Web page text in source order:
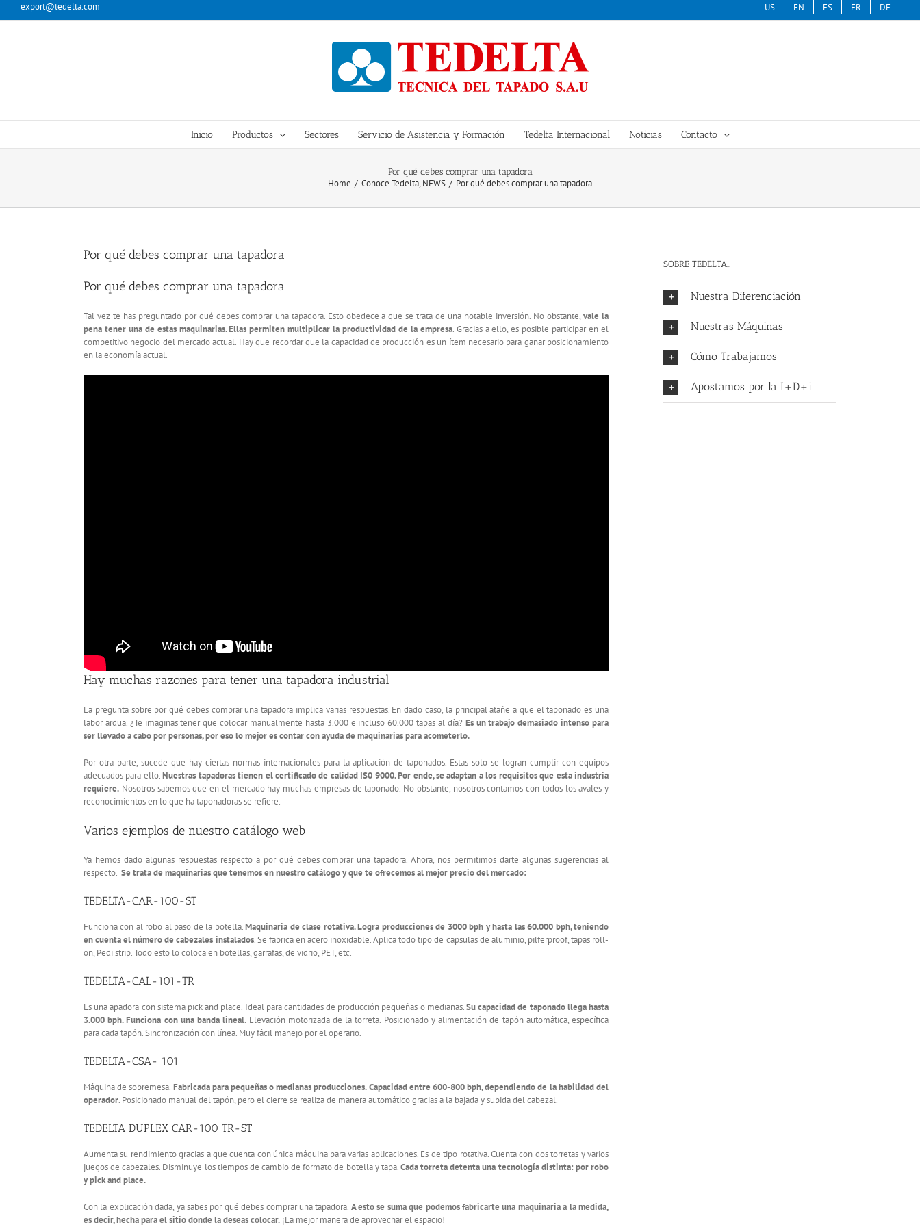
to
export@tedelta.com US EN ES FR DE
Inicio Productos Sectores Servicio de Asistencia y Formación Tedelta Internacional Noticias Contacto
Por qué debes comprar una tapadora
Home Conoce Tedelta NEWS Por qué debes comprar una tapadora
Por qué debes comprar una tapadora
Por qué debes comprar una tapadora
Tal vez te has preguntado por qué debes comprar una tapadora. Esto obedece a que se trata de una notable inversión. No obstante,vale la
pena tener una de estas maquinarias. Ellas permiten multiplicar la productividad de la empresa. Gracias a ello, es posible participar en el
competitivo negocio del mercado actual. Hay que recordar que la capacidad de producción es un ítem necesario para ganar posicionamiento
en la economía actual.
Hay muchas razones para tener una tapadora industrial
La pregunta sobre por qué debes comprar una tapadora implica varias respuestas. En dado caso, la principal atañe a que el taponado es una
labor ardua. ¿Te imaginas tener que colocar manualmente hasta 3.000 e incluso 60.000 tapas al día? Es un trabajo demasiado intenso para
ser llevado a cabo por personas, por eso lo mejor es contar con ayuda de maquinarias para acometerlo.
Por otra parte, sucede que hay ciertas normas internacionales para la aplicación de taponados. Estas solo se logran cumplir con equipos
adecuados para ello.Nuestras tapadoras tienen el certificado de calidad IS0 9000. Por ende, se adaptan a los requisitos que esta industria
requiere. Nosotros sabemos que en el mercado hay muchas empresas de taponado. No obstante, nosotros contamos con todos los avales y
reconocimientos en lo que ha taponadoras se refiere.
Varios ejemplos de nuestro catálogo web
Ya hemos dado algunas respuestas respecto a por qué debes comprar una tapadora. Ahora, nos permitimos darte algunas sugerencias al
respecto. Se trata de maquinarias que tenemos en nuestro catálogo y que te ofrecemos al mejor precio del mercado:
TEDELTA-CAR-100-ST
Funciona con al robo al paso de la botella.Maquinaria de clase rotativa. Logra producciones de 3000 bph y hasta las 60.000 bph, teniendo
en cuenta el número de cabezales instalados. Se fabrica en acero inoxidable. Aplica todo tipo de capsulas de aluminio, pilferproof, tapas roll-
on, Pedi strip. Todo esto lo coloca en botellas, garrafas, de vidrio, PET, etc.
TEDELTA-CAL-101-TR
Es una apadora con sistema pick and place. Ideal para cantidades de producción pequeñas o medianas.Su capacidad de taponado llega hasta
3.000 bph. Funciona con una banda lineal. Elevación motorizada de la torreta. Posicionado y alimentación de tapón automática, específica
para cada tapón. Sincronización con línea. Muy fácil manejo por el operario.
TEDELTA-CSA- 101
Máquina de sobremesa. Fabricada para pequeñas o medianas producciones. Capacidad entre 600-800 bph, dependiendo de la habilidad del
operador. Posicionado manual del tapón, pero el cierre se realiza de manera automático gracias a la bajada y subida del cabezal.
TEDELTA DUPLEX CAR-100 TR-ST
Aumenta su rendimiento gracias a que cuenta con única máquina para varias aplicaciones. Es de tipo rotativa. Cuenta con dos torretas y varios
juegos de cabezales. Disminuye los tiempos de cambio de formato de botella y tapa.Cada torreta detenta una tecnología distinta: por robo
y pick and place.
Con la explicación dada, ya sabes por qué debes comprar una tapadora. A esto se suma que podemos fabricarte una maquinaria a la medida,
es decir, hecha para el sitio donde la deseas colocar. ¡La mejor manera de aprovechar el espacio!
SOBRE TEDELTA..
Nuestra Diferenciación
Nuestras Máquinas
Cómo Trabajamos
Apostamos por la I+D+i